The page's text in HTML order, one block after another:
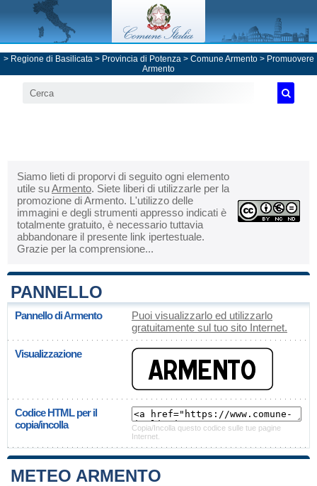
> Regione di Basilicata> Provincia di Potenza> Comune Armento> Promuovere
Armento
Siamo lieti di proporvi di seguito ogni elemento
utile suArmento. Siete liberi di utilizzarle per la
promozione di Armento. L'utilizzo delle
immagini e degli strumenti appresso indicati è
totalmente gratuito, è necessario tuttavia
abbandonare il presente link ipertestuale.
Grazie per la comprensione...
PANNELLO
Pannello di Armento
Puoi visualizzarlo ed utilizzarlo
gratuitamente sul tuo sito Internet.
Visualizzazione
Codice HTML per il
copia/incolla
Copia/Incolla questo codice sulle tue pagine
Internet.
METEO ARMENTO